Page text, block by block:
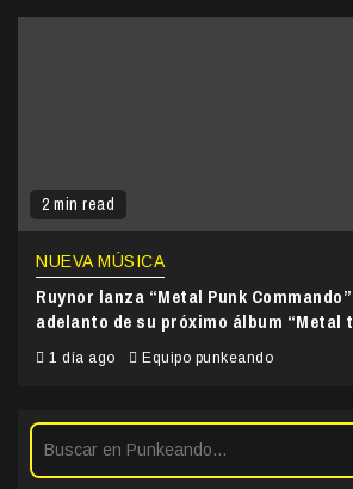
2 min read
NUEVA MÚSICA
Ruynor lanza “Metal Punk
adelanto de su próximo álbum “Metal
1 día ago Equipo punkeando